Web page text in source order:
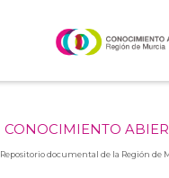
CONOCIMIENTO
Repositorio documental de la Región de